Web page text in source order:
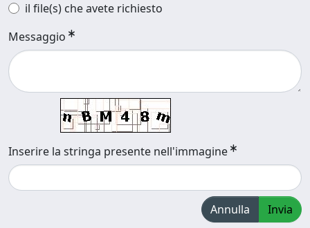
il file(s) che avete richiesto
Messaggio
Inserire la stringa presente nell'immagine
Annulla Invia